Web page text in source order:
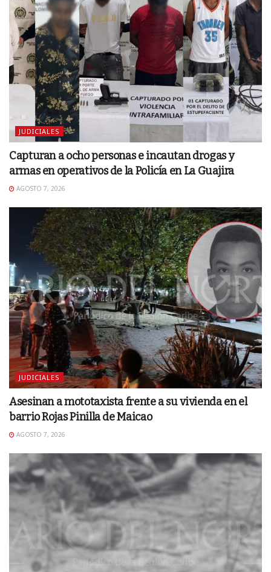
JUDICIALES
Capturan a ocho personas e incautan drogas y
armas en operativos de la Policía en La Guajira
AGOSTO 7, 2026
JUDICIALES
Asesinan a mototaxista frente a su vivienda en el
barrio Rojas Pinilla de Maicao
AGOSTO 7, 2026